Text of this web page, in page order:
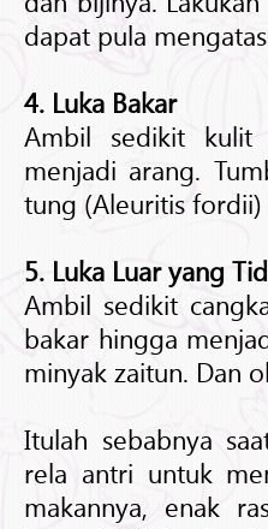
dapat pula
4. Luka Bakar
Ambil sedikit kulit
menjadi arang.
tung (Aleuritis fordii)
5. Luka Luar yang
Ambil sedikit
bakar hingga
minyak zaitun. Dan
Itulah sebabnya
rela antri untuk
makannya, enak